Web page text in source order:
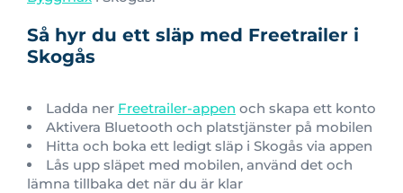
Så hyr du ett släp med Freetrailer i
Skogås
Ladda ner Freetrailer-appen och skapa ett konto
Aktivera Bluetooth och platstjänster på mobilen
Hitta och boka ett ledigt släp i Skogås via appen
Lås upp släpet med mobilen, använd det och
lämna tillbaka det när du är klar